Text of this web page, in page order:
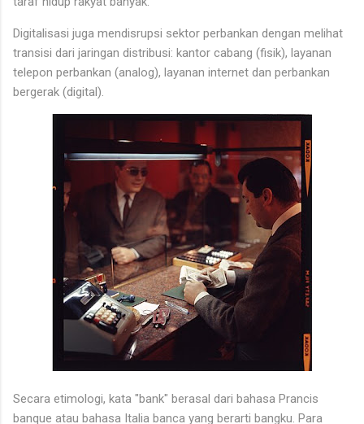
Digitalisasi juga mendisrupsi sektor perbankan dengan melihat
transisi dari jaringan distribusi: kantor cabang (fisik), layanan
telepon perbankan (analog), layanan internet dan perbankan
bergerak (digital).
Secara etimologi, kata "bank" berasal dari bahasa Prancis
banque atau bahasa Italia banca yang berarti bangku. Para